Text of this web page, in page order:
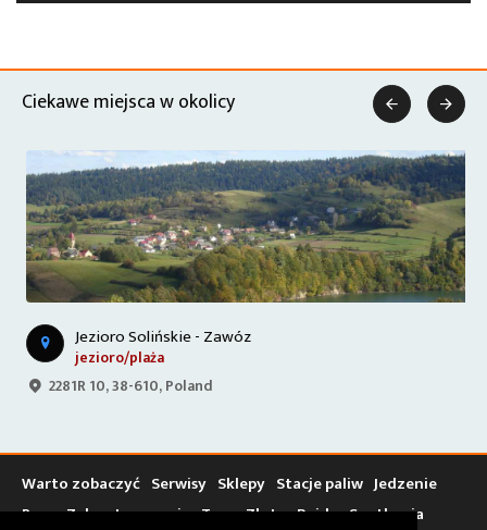
Ciekawe miejsca w okolicy
Jezioro Solińskie - Zawóz
jezioro/plaża
2281R 10, 38-610, Poland
 
Warto zobaczyć Serwisy Sklepy Stacje paliw Jedzenie
Bary Zakwaterowanie Tory Zloty Rajdy Spotkania